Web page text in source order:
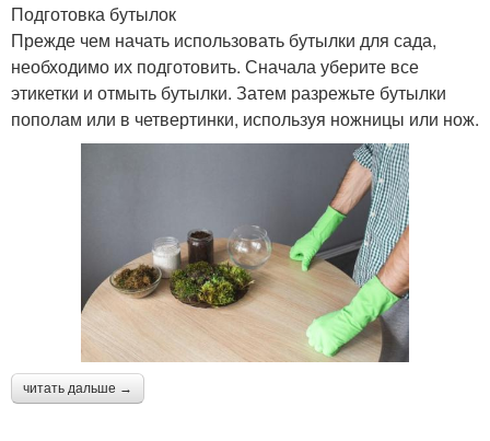
Подготовка бутылок
Прежде чем начать использовать бутылки для сада,
необходимо их подготовить. Сначала уберите все
этикетки и отмыть бутылки. Затем разрежьте бутылки
пополам или в четвертинки, используя ножницы или нож.
читать дальше →